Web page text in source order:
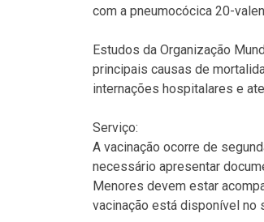
com a pneumocócica 20-
Estudos da Organização
principais causas de
internações hospitalares e
Serviço:
A vacinação ocorre de
necessário apresentar
Menores devem estar
vacinação está disponível no